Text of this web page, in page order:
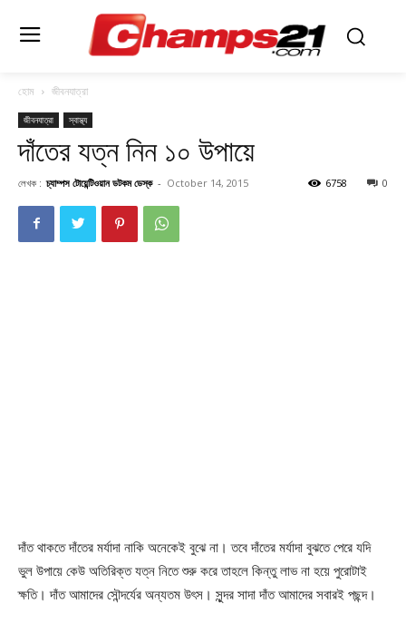
হোম জীবনযাত্রা
জীবনযাত্রা স্বাস্থ্য
দাঁতের যত্ন নিন ১০ উপায়ে
লেখক : চ্যাম্পস টোয়েন্টিওয়ান ডটকম ডেস্ক - October 14, 2015 0
6758
দাঁত থাকতে দাঁতের মর্যাদা নাকি অনেকেই বুঝে না। তবে দাঁতের মর্যাদা বুঝতে পেরে যদি
ভুল উপায়ে কেউ অতিরিক্ত যত্ন নিতে শুরু করে তাহলে কিন্তু লাভ না হয়ে পুরোটাই
ক্ষতি। দাঁত আমাদের সৌন্দর্যের অন্যতম উৎস। সুন্দর সাদা দাঁত আমাদের সবারই পছন্দ।